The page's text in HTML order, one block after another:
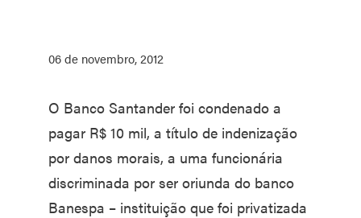
06 de novembro, 2012
O Banco Santander foi condenado a
pagar R$ 10 mil, a título de indenização
por danos morais, a uma funcionária
discriminada por ser oriunda do banco
Banespa – instituição que foi privatizada